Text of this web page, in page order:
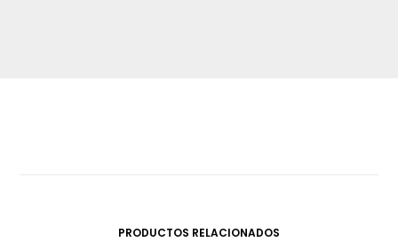
PRODUCTOS RELACIONADOS